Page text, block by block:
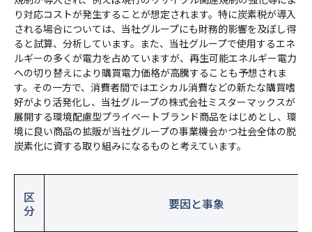
り対応コストが発生することが想定されます。特に炭素税が導入
される場合については、当社グループにも財務的影響を及ぼし得
ると試算、分析しています。また、当社グループで使用するエネ
ルギーの多くが電力を占めていますが、再生可能エネルギー電力
への切り替えにより購買電力価格が高騰することも予想されま
す。その一方で、消費者間ではエシカル消費などの新たな購買嗜
好がより活発化し、当社グループの株式会社ミスターマックスが
展開する環境配慮型プライベートブランド商品をはじめとし、環
境に良い商品の拡販が当社グループの事業機会かつ社会全体の脱
炭素化に資する取り組みになるものと考えています。
区
分
要因と事象